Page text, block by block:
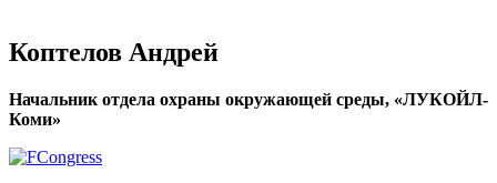
Коптелов Андрей
Начальник отдела охраны окружающей среды, «ЛУКОЙЛ-
Коми»